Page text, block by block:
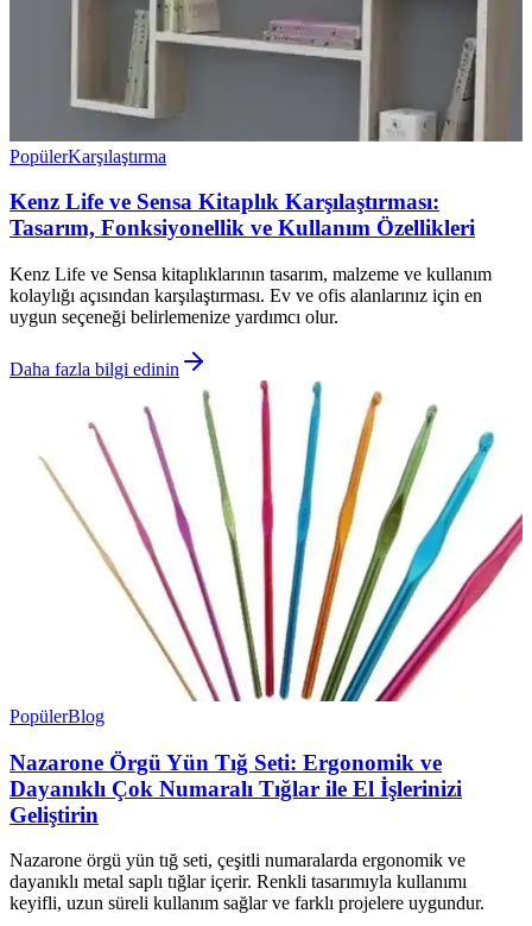
PopülerKarşılaştırma
Kenz Life ve Sensa Kitaplık Karşılaştırması:
Tasarım, Fonksiyonellik ve Kullanım Özellikleri
Kenz Life ve Sensa kitaplıklarının tasarım, malzeme ve kullanım
kolaylığı açısından karşılaştırması. Ev ve ofis alanlarınız için en
uygun seçeneği belirlemenize yardımcı olur.
Daha fazla bilgi edinin
PopülerBlog
Nazarone Örgü Yün Tığ Seti: Ergonomik ve
Dayanıklı Çok Numaralı Tığlar ile El İşlerinizi
Geliştirin
Nazarone örgü yün tığ seti, çeşitli numaralarda ergonomik ve
dayanıklı metal saplı tığlar içerir. Renkli tasarımıyla kullanımı
keyifli, uzun süreli kullanım sağlar ve farklı projelere uygundur.